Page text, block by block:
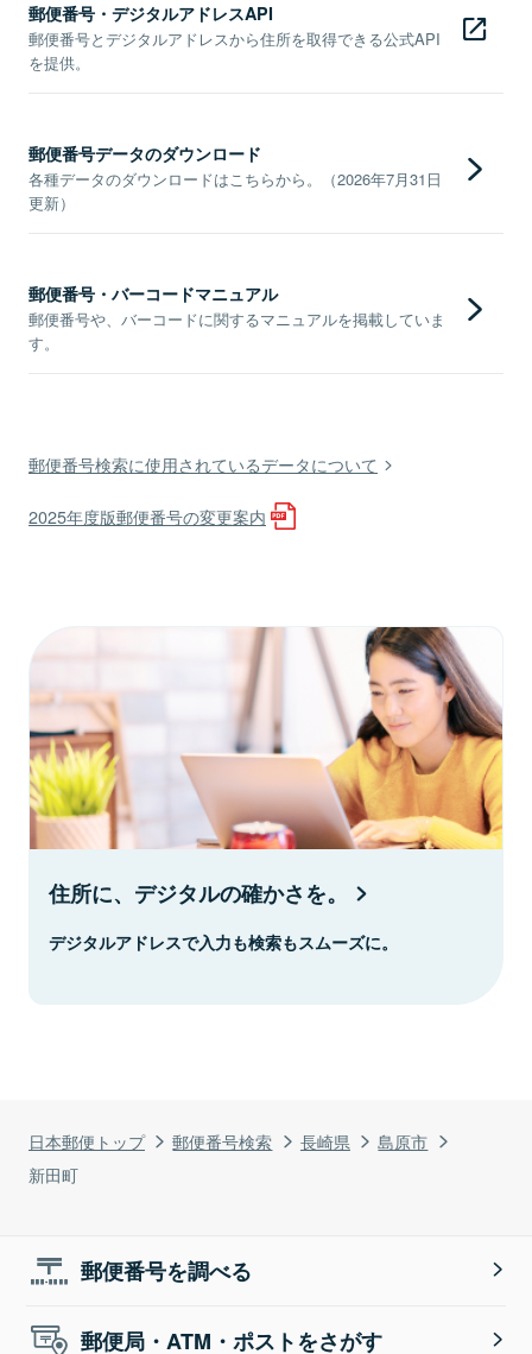
日本郵便トップ 郵便番号検索 長崎県
島原市
新田町
郵便番号・デジタルアドレスAPI
郵便番号とデジタルアドレスから住所を取得できる公式API
を提供。
郵便番号データのダウンロード
各種データのダウンロードはこちらから。（2026年7月31日
更新）
郵便番号・バーコードマニュアル
郵便番号や、バーコードに関するマニュアルを掲載していま
す。
郵便番号検索に使用されているデータについて
2025年度版郵便番号の変更案内
住所に、デジタルの確かさを。
デジタルアドレスで入力も検索もスムーズに。
郵便番号を調べる
郵便局・ATM・ポストをさがす